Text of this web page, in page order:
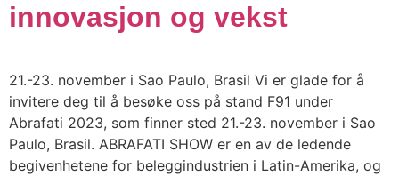
innovasjon og vekst
21.-23. november i Sao Paulo, Brasil Vi er glade for å
invitere deg til å besøke oss på stand F91 under
Abrafati 2023, som finner sted 21.-23. november i Sao
Paulo, Brasil. ABRAFATI SHOW er en av de ledende
begivenhetene for beleggindustrien i Latin-Amerika, og